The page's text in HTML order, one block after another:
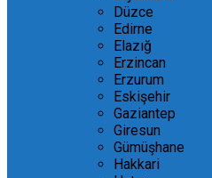
Düzce
Edirne
Elazığ
Erzincan
Erzurum
Eskişehir
Gaziantep
Giresun
Gümüşhane
Hakkari